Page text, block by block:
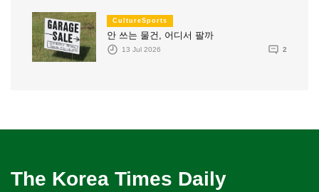
CultureSports
안 쓰는 물건, 어디서 팔까
13 Jul 2026 2
The Korea Times Daily